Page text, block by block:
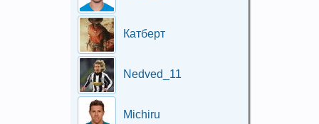
Катберт
Nedved_11
Michiru